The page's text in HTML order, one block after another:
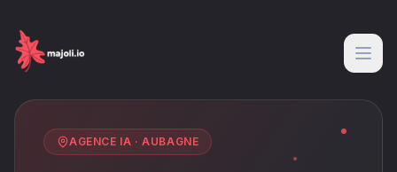
AGENCE IA ·AUBAGNE